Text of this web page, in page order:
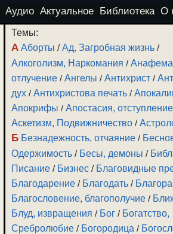
Аудио Актуальное Библиотека О
Темы:
А Аборты /Ад, Загробная жизнь /
Алкоголизм, Наркомания /
отлучение /Ангелы /Антихрист /
дух /Антихристова печать /
Апокрифы /Апостасия, отступление
Аскетизм, Подвижничество /
Б Безнадежность, отчаяние /
Одержимость / Бесы, демоны /
Писание / Бизнес / Благовидные
Благодарение / Благодать /
Благословение, благополучие /
Блуд, извращения / Бог / Богатство,
Сребролюбие / Богородица /